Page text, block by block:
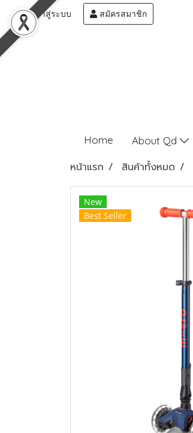
เข้าสู่ระบบ สมัครสมาชิก
Home About Qd
หน้าแรก สินค้าทั้งหมด
New
Best Seller